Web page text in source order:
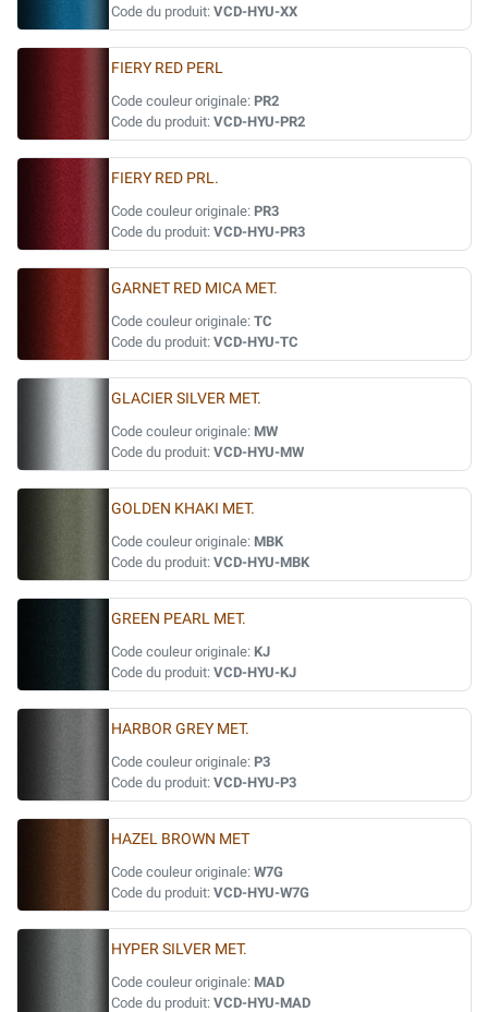
Code du produit: VCD-HYU-XX
FIERY RED PERL
Code couleur originale: PR2
Code du produit: VCD-HYU-PR2
FIERY RED PRL.
Code couleur originale: PR3
Code du produit: VCD-HYU-PR3
GARNET RED MICA MET.
Code couleur originale: TC
Code du produit: VCD-HYU-TC
GLACIER SILVER MET.
Code couleur originale: MW
Code du produit: VCD-HYU-MW
GOLDEN KHAKI MET.
Code couleur originale: MBK
Code du produit: VCD-HYU-MBK
GREEN PEARL MET.
Code couleur originale: KJ
Code du produit: VCD-HYU-KJ
HARBOR GREY MET.
Code couleur originale: P3
Code du produit: VCD-HYU-P3
HAZEL BROWN MET
Code couleur originale: W7G
Code du produit: VCD-HYU-W7G
HYPER SILVER MET.
Code couleur originale: MAD
Code du produit: VCD-HYU-MAD